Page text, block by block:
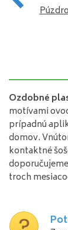
Ozdobné
motívami
prípadnú
domov.
kontaktné
troch